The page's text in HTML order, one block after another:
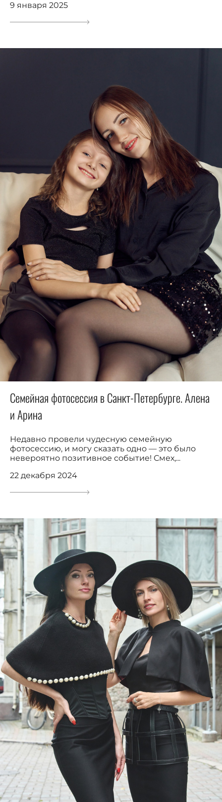
9 января 2025
Семейная фотосессия в Санкт-Петербурге. Алена
и Арина
Недавно провели чудесную семейную
фотосессию, и могу сказать одно — это было
невероятно позитивное событие! Смех,...
22 декабря 2024